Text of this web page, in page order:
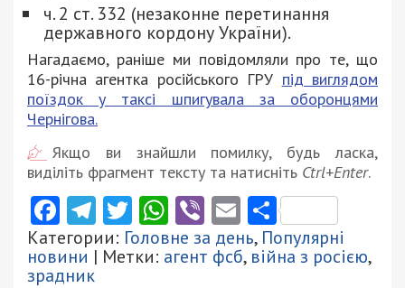
ч. 2 ст. 332 (незаконне перетинання
державного кордону України).
Нагадаємо, раніше ми повідомляли про те, що
16-річна агентка російського ГРУ під виглядом
поїздок у таксі шпигувала за оборонцями
Чернігова.
Якщо ви знайшли помилку, будь ласка,
виділіть фрагмент тексту та натисніть Ctrl+Enter.
Facebook
Telegram
Twitter
WhatsApp
ViberEmail
Категории: Головне за день, Популярні
новини | Метки: агент фсб, війна з росією,
зрадник